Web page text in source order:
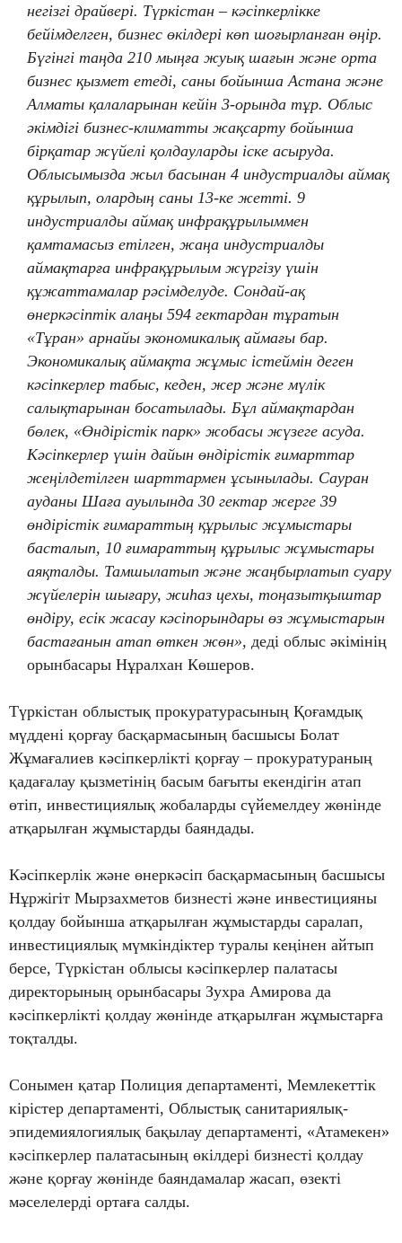
негізгі драйвері. Түркістан – кәсіпкерлікке
бейімделген, бизнес өкілдері көп шоғырланған өңір.
Бүгінгі таңда 210 мыңға жуық шағын және орта
бизнес қызмет етеді, саны бойынша Астана және
Алматы қалаларынан кейін 3-орында тұр. Облыс
әкімдігі бизнес-климатты жақсарту бойынша
бірқатар жүйелі қолдауларды іске асыруда.
Облысымызда жыл басынан 4 индустриалды аймақ
құрылып, олардың саны 13-ке жетті. 9
индустриалды аймақ инфрақұрылыммен
қамтамасыз етілген, жаңа индустриалды
аймақтарға инфрақұрылым жүргізу үшін
құжаттамалар рәсімделуде. Сондай-ақ
өнеркәсіптік алаңы 594 гектардан тұратын
«Тұран» арнайы экономикалық аймағы бар.
Экономикалық аймақта жұмыс істеймін деген
кәсіпкерлер табыс, кеден, жер және мүлік
салықтарынан босатылады. Бұл аймақтардан
бөлек, «Өндірістік парк» жобасы жүзеге асуда.
Кәсіпкерлер үшін дайын өндірістік ғимарттар
жеңілдетілген шарттармен ұсынылады. Сауран
ауданы Шаға ауылында 30 гектар жерге 39
өндірістік ғимараттың құрылыс жұмыстары
басталып, 10 ғимараттың құрылыс жұмыстары
аяқталды. Тамшылатып және жаңбырлатып суару
жүйелерін шығару, жиһаз цехы, тоңазытқыштар
өндіру, есік жасау кәсіпорындары өз жұмыстарын
бастағанын атап өткен жөн», деді облыс әкімінің
орынбасары Нұралхан Көшеров.
Түркістан облыстық прокуратурасының Қоғамдық
мүддені қорғау басқармасының басшысы Болат
Жұмағалиев кәсіпкерлікті қорғау – прокуратураның
қадағалау қызметінің басым бағыты екендігін атап
өтіп, инвестициялық жобаларды сүйемелдеу жөнінде
атқарылған жұмыстарды баяндады.
Кәсіпкерлік және өнеркәсіп басқармасының басшысы
Нұржігіт Мырзахметов бизнесті және инвестицияны
қолдау бойынша атқарылған жұмыстарды саралап,
инвестициялық мүмкіндіктер туралы кеңінен айтып
берсе, Түркістан облысы кәсіпкерлер палатасы
директорының орынбасары Зухра Амирова да
кәсіпкерлікті қолдау жөнінде атқарылған жұмыстарға
тоқталды.
Сонымен қатар Полиция департаменті, Мемлекеттік
кірістер департаменті, Облыстық санитариялық-
эпидемиялогиялық бақылау департаменті, «Атамекен»
кәсіпкерлер палатасының өкілдері бизнесті қолдау
және қорғау жөнінде баяндамалар жасап, өзекті
мәселелерді ортаға салды.